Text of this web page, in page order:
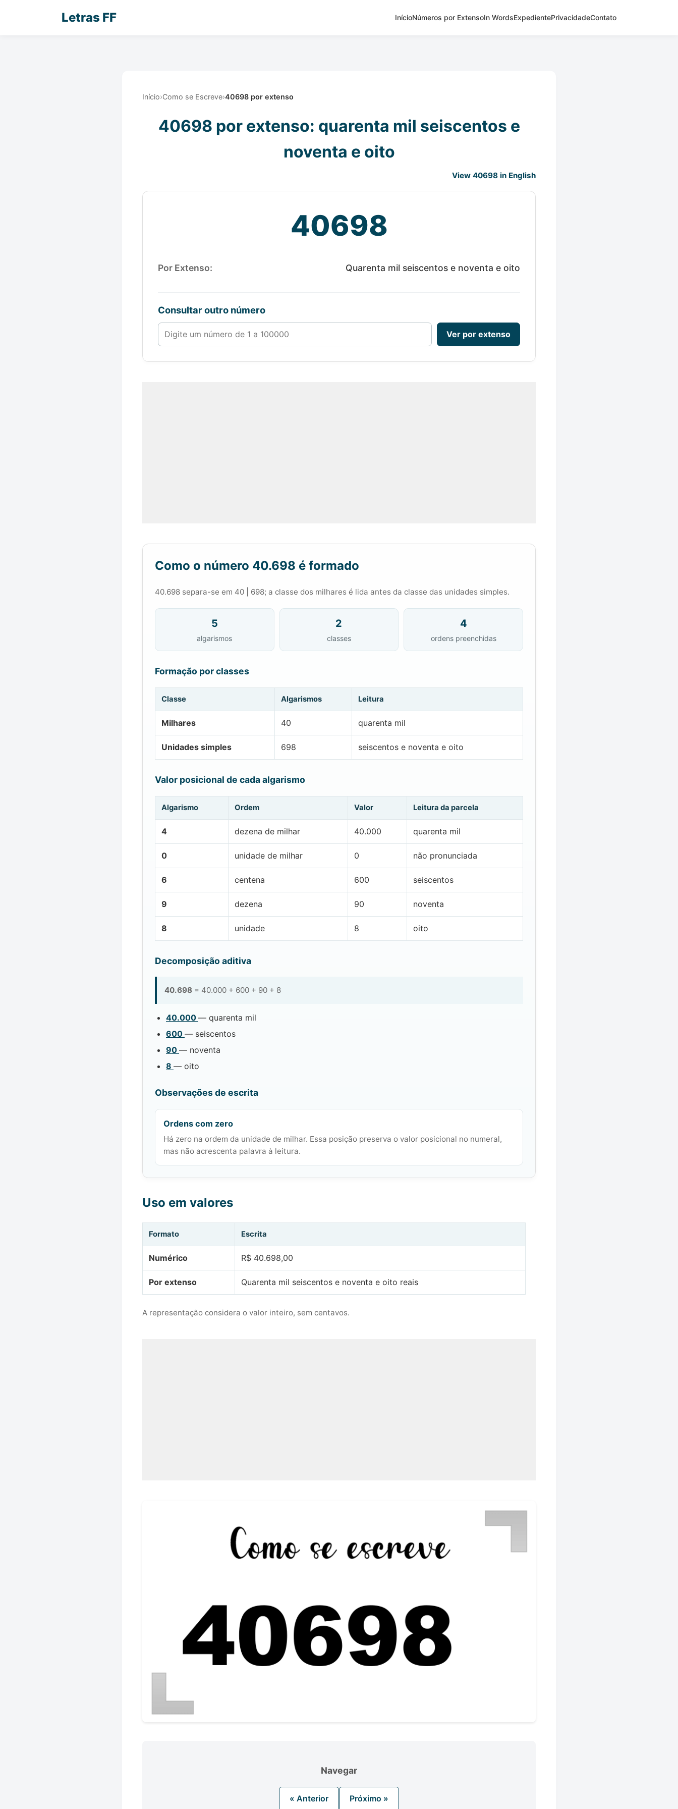
Letras FF InícioNúmeros por ExtensoIn WordsExpedientePrivacidadeContato
Início›Como se Escreve›40698 por extenso
40698 por extenso: quarenta mil seiscentos e
noventa e oito
View 40698 in English
40698
Por Extenso: Quarenta mil seiscentos e noventa e oito
Consultar outro número
Número de 1 a 100000
Ver por extenso
Como o número 40.698 é formado
40.698 separa-se em 40 | 698; a classe dos milhares é lida antes da classe das unidades simples.
5
algarismos
2
classes
4
ordens preenchidas
Formação por classes
Classe Algarismos Leitura
Milhares 40 quarenta mil
Unidades simples 698 seiscentos e noventa e oito
Valor posicional de cada algarismo
Algarismo Ordem Valor Leitura da parcela
4 dezena de milhar 40.000 quarenta mil
0 unidade de milhar 0 não pronunciada
6 centena 600 seiscentos
9 dezena 90 noventa
8 unidade 8 oito
Decomposição aditiva
40.698 = 40.000 + 600 + 90 + 8
40.000 — quarenta mil
600 — seiscentos
90 — noventa
8 — oito
Observações de escrita
Ordens com zero
Há zero na ordem da unidade de milhar. Essa posição preserva o valor posicional no numeral,
mas não acrescenta palavra à leitura.
Uso em valores
Formato Escrita
Numérico R$ 40.698,00
Por extenso Quarenta mil seiscentos e noventa e oito reais
A representação considera o valor inteiro, sem centavos.
Navegar
« Anterior Próximo »